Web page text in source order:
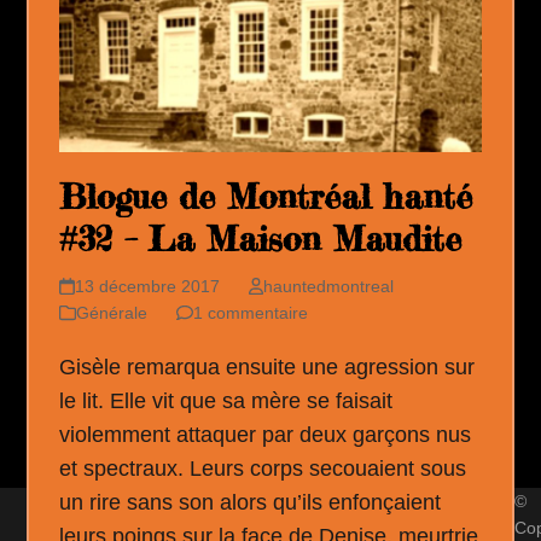
Blogue de Montréal hanté
#32 – La Maison Maudite
13 décembre 2017
hauntedmontreal
Générale
1 commentaire
Gisèle remarqua ensuite une agression sur
le lit. Elle vit que sa mère se faisait
violemment attaquer par deux garçons nus
et spectraux. Leurs corps secouaient sous
un rire sans son alors qu’ils enfonçaient
leurs poings sur la face de Denise, meurtrie
©